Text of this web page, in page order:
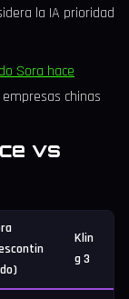
la IA prioridad
Sora hace
chinas
vs
Klin
g 3